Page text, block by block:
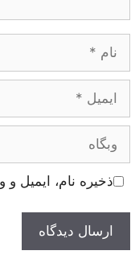
ایمیل
وبگاه
ذخیره نام، ایمیل